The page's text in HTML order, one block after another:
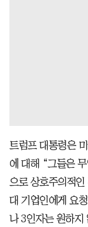
트럼프 대통령은
에 대해 “그들은
으로 상호주의적
대 기업인에게 요
나 3인자는 원하지